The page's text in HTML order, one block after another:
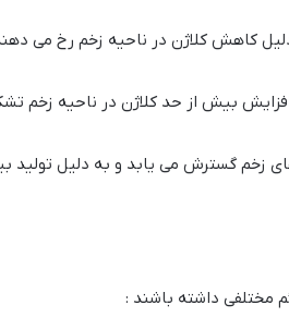
کاهش کلاژن در ناحیه زخم رخ می
بیش از حد کلاژن در ناحیه زخم
زخم گسترش می یابد و به دلیل
مختلفی داشته باشند :